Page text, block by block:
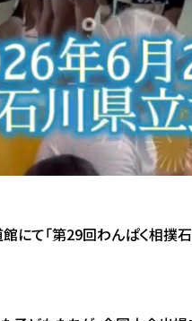
にて「第29回わんぱく相撲